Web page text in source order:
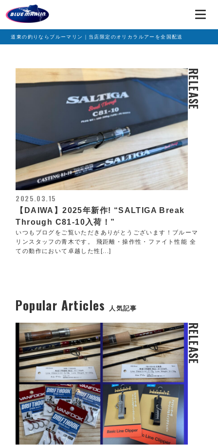
道東の釣りならブルーマリン｜当店限定のオリカラルアーを全国配送
RELEASE
2025.03.15
【DAIWA】2025年新作! “SALTIGA Break
Through C81-10入荷！”
いつもブログをご覧いただきありがとうございます！ブルーマ
リンスタッフの青木です。 飛距離・操作性・ファイト性能 全
ての動作において卓越した性[...]
Popular Articles 人気記事
RELEASE